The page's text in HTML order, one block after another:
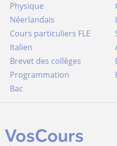
Physique
Néerlandais
Cours particuliers FLE
Italien
Brevet des collèges
Programmation
Bac